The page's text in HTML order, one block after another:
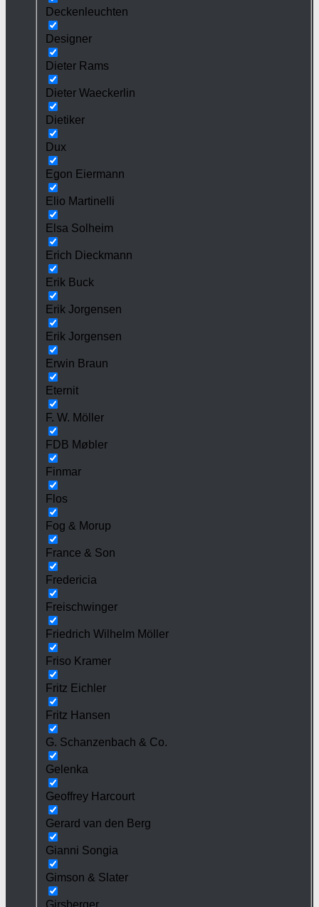
Deckenleuchten
Designer
Dieter Rams
Dieter Waeckerlin
Dietiker
Dux
Egon Eiermann
Elio Martinelli
Elsa Solheim
Erich Dieckmann
Erik Buck
Erik Jorgensen
Erik Jorgensen
Erwin Braun
Eternit
F. W. Möller
FDB Møbler
Finmar
Flos
Fog & Morup
France & Son
Fredericia
Freischwinger
Friedrich Wilhelm Möller
Friso Kramer
Fritz Eichler
Fritz Hansen
G. Schanzenbach & Co.
Gelenka
Geoffrey Harcourt
Gerard van den Berg
Gianni Songia
Gimson & Slater
Girsberger